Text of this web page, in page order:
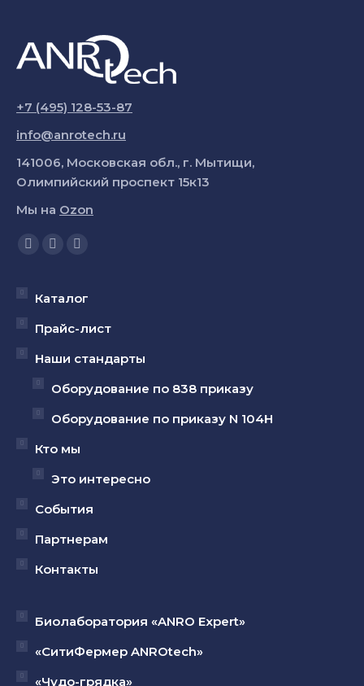
+7 (495) 128-53-87
info@anrotech.ru
141006, Московская обл., г. Мытищи,
Олимпийский проспект 15к13
Мы на Ozon
Ищите нас:
Страница
открывается
новом
окне
Страница
открывается
новом
окне
Страница
открывается
новом
окне
Каталог
Прайс-лист
Наши стандарты
Оборудование по 838 приказу
Оборудование по приказу N 104Н
Кто мы
Это интересно
События
Партнерам
Контакты
Биолаборатория «ANRO Expert»
«СитиФермер ANROtech»
«Чудо-грядка»